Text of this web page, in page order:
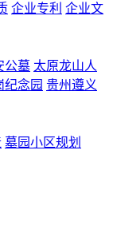
企业专利 企业文
公墓 太原龙山人
纪念园 贵州遵义
墓园小区规划